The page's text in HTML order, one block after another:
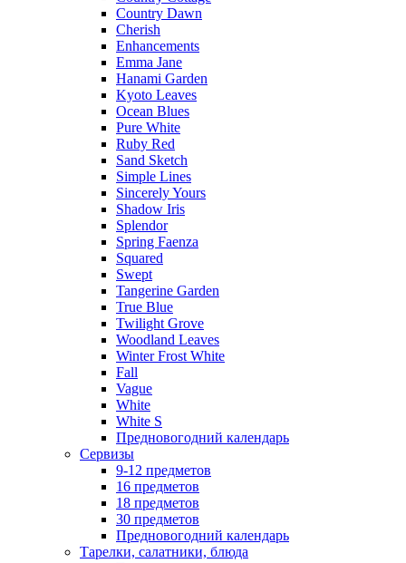
Country Dawn
Cherish
Enhancements
Emma Jane
Hanami Garden
Kyoto Leaves
Ocean Blues
Pure White
Ruby Red
Sand Sketch
Simple Lines
Sincerely Yours
Shadow Iris
Splendor
Spring Faenza
Squared
Swept
Tangerine Garden
True Blue
Twilight Grove
Woodland Leaves
Winter Frost White
Fall
Vague
White
White S
Предновогодний календарь
Сервизы
9-12 предметов
16 предметов
18 предметов
30 предметов
Предновогодний календарь
Тарелки, салатники, блюда